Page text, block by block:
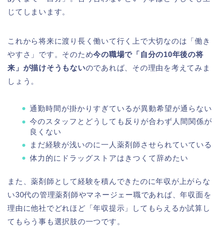
じてしまいます。
これから将来に渡り長く働いて行く上で大切なのは「働き
やすさ」です。そのため今の職場で「自分の10年後の将
来」が描けそうもないのであれば、その理由を考えてみま
しょう。
通勤時間が掛かりすぎているが異動希望が通らない
今のスタッフとどうしても反りが合わず人間関係が
良くない
まだ経験が浅いのに一人薬剤師させられていている
体力的にドラッグストアはきつくて辞めたい
また、薬剤師として経験を積んできたのに年収が上がらな
い30代の管理薬剤師やマネージェー職であれば、年収面を
理由に他社でどれほど「年収提示」してもらえるか試算し
てもらう事も選択肢の一つです。